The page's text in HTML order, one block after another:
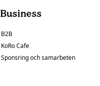
Business
B2B
KoRo Cafe
Sponsring och samarbeten